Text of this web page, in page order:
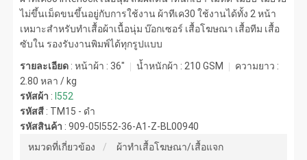
ไม่ขึ้นเม็ดขนขึ้นอยู่กับการใช้งาน ผ้าทีเค30 ใช้งานได้ทั้ง 2 หน้า
เหมาะสำหรับทำเสื้อผ้าเนื้อนุ่ม บ๊อกเซอร์ เสื้อโฆษณา เสื้อทีม เสื้อ
ซับใน รองรับงานพิมพ์ได้ทุกรูปแบบ
รายละเอียด : หน้าผ้า : 36" น้ำหนักผ้า : 210 GSM
ความยาว :
2.80 หลา / kg
รหัสผ้า :I552
รหัสสี : TM15 - ดำ
รหัสสินค้า :909-05I552-36-A1-Z-BL00940
หมวดที่เกี่ยวข้อง
ผ้าทำเสื้อโฆษณา/เสื้อแจก